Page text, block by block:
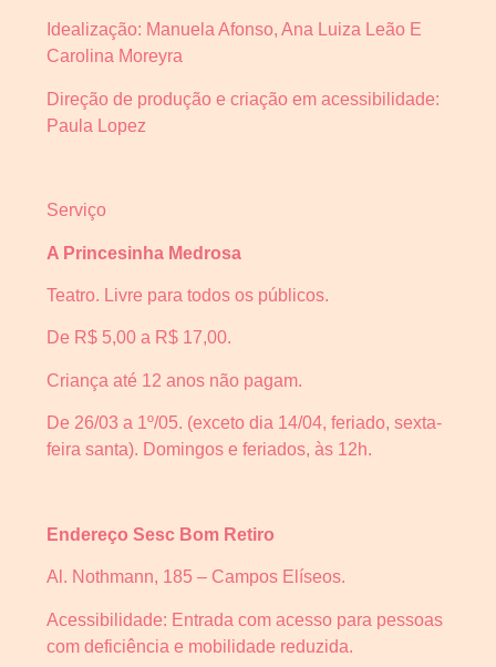
Idealização: Manuela Afonso, Ana Luiza Leão E
Carolina Moreyra
Direção de produção e criação em acessibilidade:
Paula Lopez
Serviço
A Princesinha Medrosa
Teatro. Livre para todos os públicos.
De R$ 5,00 a R$ 17,00.
Criança até 12 anos não pagam.
De 26/03 a 1º/05. (exceto dia 14/04, feriado, sexta-
feira santa). Domingos e feriados, às 12h.
Endereço Sesc Bom Retiro
Al. Nothmann, 185 – Campos Elíseos.
Acessibilidade: Entrada com acesso para pessoas
com deficiência e mobilidade reduzida.